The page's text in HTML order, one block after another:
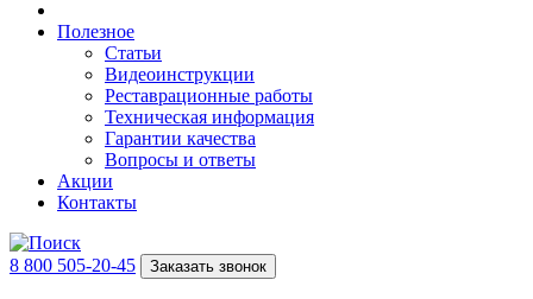
Полезное
Статьи
Видеоинструкции
Реставрационные работы
Техническая информация
Гарантии качества
Вопросы и ответы
Акции
Контакты
8 800 505-20-45 Заказать звонок